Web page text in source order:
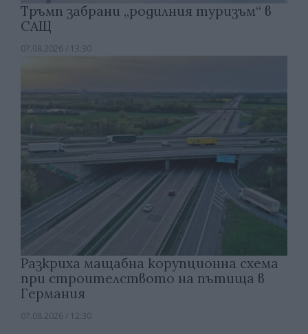
Тръмп забрани „родилния туризъм“ в
САЩ
07.08.2026 / 13:30
Разкриха мащабна корупционна схема
при строителството на пътища в
Германия
07.08.2026 / 12:30